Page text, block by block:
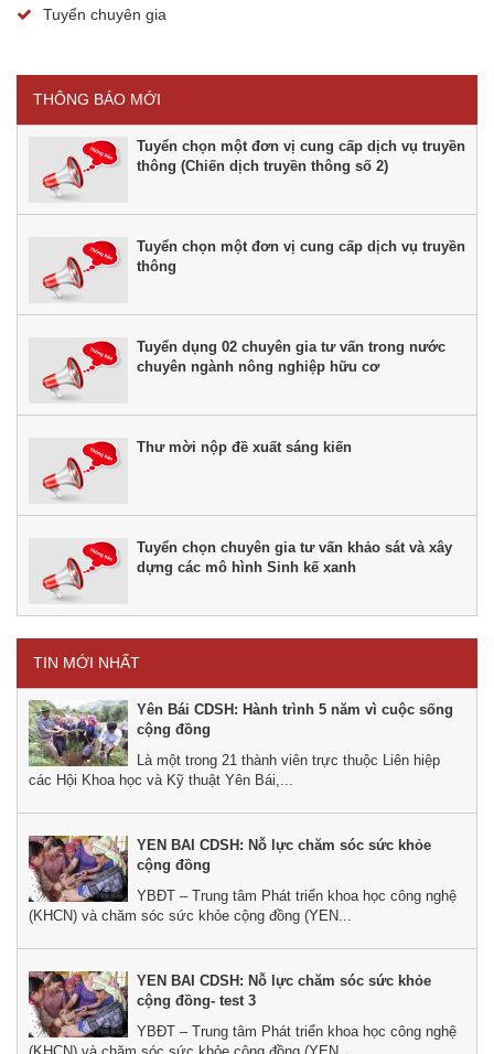
Tuyển chuyên gia
THÔNG BÁO MỚI
Tuyển chọn một đơn vị cung cấp dịch vụ truyền
thông (Chiến dịch truyền thông số 2)
Tuyển chọn một đơn vị cung cấp dịch vụ truyền
thông
Tuyển dụng 02 chuyên gia tư vấn trong nước
chuyên ngành nông nghiệp hữu cơ
Thư mời nộp đề xuất sáng kiến
Tuyển chọn chuyên gia tư vấn khảo sát và xây
dựng các mô hình Sinh kế xanh
TIN MỚI NHẤT
Yên Bái CDSH: Hành trình 5 năm vì cuộc sống
cộng đồng
Là một trong 21 thành viên trực thuộc Liên hiệp
các Hội Khoa học và Kỹ thuật Yên Bái,...
YEN BAI CDSH: Nỗ lực chăm sóc sức khỏe
cộng đồng
YBĐT – Trung tâm Phát triển khoa học công nghệ
(KHCN) và chăm sóc sức khỏe cộng đồng (YEN...
YEN BAI CDSH: Nỗ lực chăm sóc sức khỏe
cộng đồng- test 3
YBĐT – Trung tâm Phát triển khoa học công nghệ